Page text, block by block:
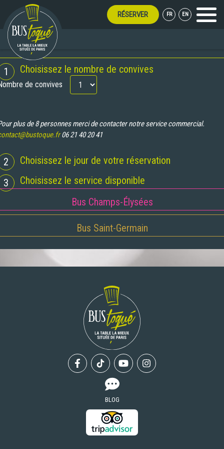
RÉSERVER FR EN Menu
TOUT L'ÉTÉ !
1 Choisissez le nombre de convives
de convives
plus de 8 personnes merci de contacter notre service commercial.
06 21 40 20 41
2
Choisissez le jour de votre réservation
3
Choisissez le service disponible
Bus Champs-Élysées
Bus Saint-Germain
FacebookTiktok YoutubeInstagram
BLOG